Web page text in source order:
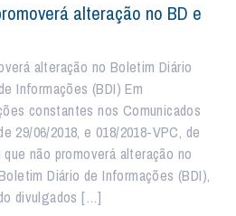
alteração no BD e
alteração no Boletim Diário
Informações (BDI) Em
constantes nos Comunicados
29/06/2018, e 018/2018-VPC, de
que não promoverá alteração no
Diário de Informações (BDI),
divulgados […]